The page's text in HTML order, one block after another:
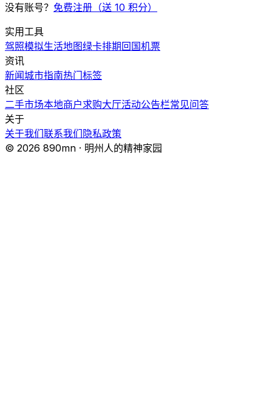
没有账号？ 免费注册（送 10 积分）
实用工具
驾照模拟生活地图绿卡排期回国机票
资讯
新闻城市指南热门标签
社区
二手市场本地商户求购大厅活动公告栏常见问答
关于
关于我们联系我们隐私政策
© 2026 890mn · 明州人的精神家园